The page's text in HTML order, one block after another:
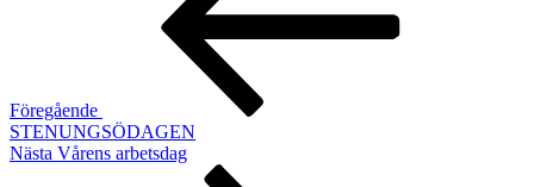
Föregående
STENUNGSÖDAGEN
Nästa
Nästa Vårens arbetsdag